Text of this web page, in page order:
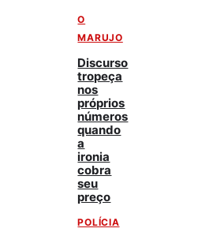
O
MARUJO
Discurso
tropeça
nos
próprios
números
quando
a
ironia
cobra
seu
preço
POLÍCIA